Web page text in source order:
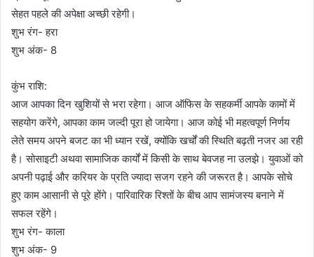
सेहत पहले की अपेक्षा अच्छी रहेगी।
शुभ रंग- हरा
शुभ अंक- 8
कुंभ राशि:
आज आपका दिन खुशियों से भरा रहेगा। आज ऑफिस के सहकर्मी आपके कामों में
सहयोग करेंगे, आपका काम जल्दी पूरा हो जायेगा। आज कोई भी महत्वपूर्ण निर्णय
लेते समय अपने बजट का भी ध्यान रखें, क्योंकि खर्चों की स्थिति बढ़ती नजर आ रही
है। सोसाइटी अथवा सामाजिक कार्यों में किसी के साथ बेवजह ना उलझे। युवाओं को
अपनी पढ़ाई और करियर के प्रति ज्यादा सजग रहने की जरूरत है। आपके सोचे
हुए काम आसानी से पूरे होंगे। पारिवारिक रिश्तों के बीच आप सामंजस्य बनाने में
सफल रहेंगे।
शुभ रंग- काला
शुभ अंक- 9